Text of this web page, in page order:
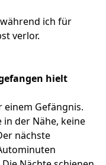
ich für
verlor.
hielt
einem Gefängnis.
in der Nähe, keine
nächste